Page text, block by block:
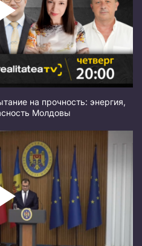
на прочность: энергия,
Молдовы